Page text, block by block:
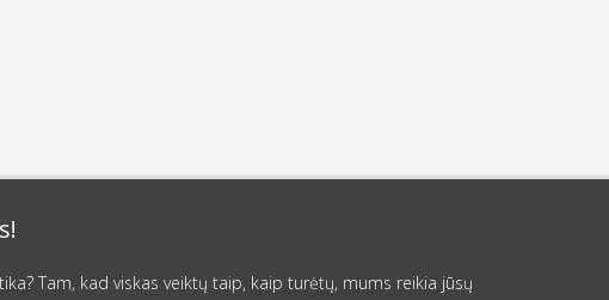
Tam, kad viskas veiktų taip, kaip turėtų, mums reikia jūsų